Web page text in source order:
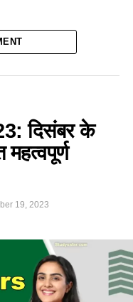
दिसंबर के
19, 2023